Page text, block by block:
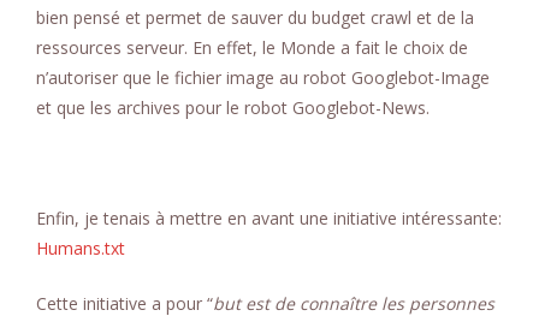
bien pensé et permet de sauver du budget crawl et de la
ressources serveur. En effet, le Monde a fait le choix de
n’autoriser que le fichier image au robot Googlebot-Image
et que les archives pour le robot Googlebot-News.
Enfin, je tenais à mettre en avant une initiative intéressante:
Humans.txt
Cette initiative a pour “but est de connaître les personnes